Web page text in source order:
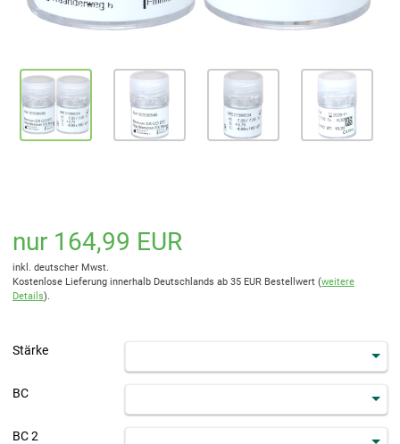
nur 164,99 EUR
inkl. deutscher Mwst.
Kostenlose Lieferung innerhalb Deutschlands ab 35 EUR Bestellwert (weitere
Details).
Stärke
BC
BC 2